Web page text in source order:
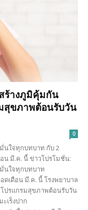
ร้างภูมิคุ้มกัน
สุขภาพต้อนรับวัน
0
นใจทุกบทบาท กับ 2
น มี.ค. นี้ ข่าวโปรโมชั่น:
นใจทุกบทบาท
เดือน มี.ค. นี้ โรงพยาบาล
โปรแกรมสุขภาพต้อนรับวัน
เร็งปาก